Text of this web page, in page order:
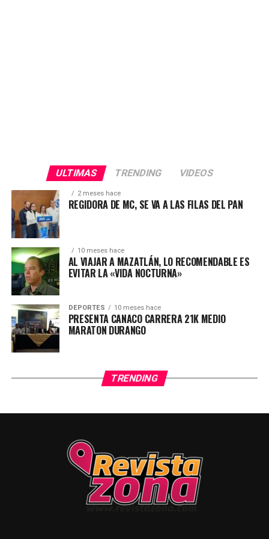
ULTIMAS TRENDING VIDEOS
2 meses hace
REGIDORA DE MC, SE VA A LAS FILAS DEL PAN
10 meses hace
AL VIAJAR A MAZATLÁN, LO RECOMENDABLE ES
EVITAR LA «VIDA NOCTURNA»
DEPORTES 10 meses hace
PRESENTA CANACO CARRERA 21K MEDIO
MARATON DURANGO
TRENDING